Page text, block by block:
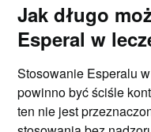
Jak długo
Esperal w
Stosowanie Esperalu
powinno być ściśle
ten nie jest